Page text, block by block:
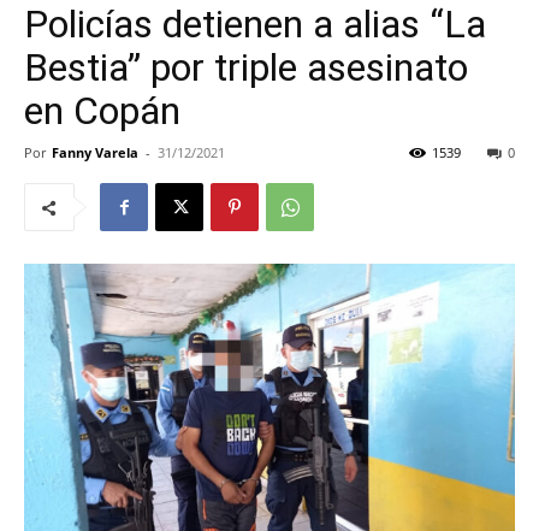
Policías detienen a alias “La
Bestia” por triple asesinato
en Copán
Por Fanny Varela - 31/12/2021 0
1539